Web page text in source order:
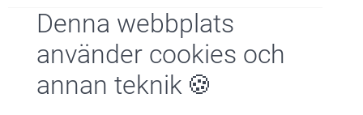
Denna webbplats
använder cookies och
annan teknik